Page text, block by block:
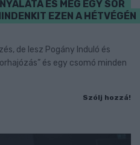
ÉS MÉG EGY SOR
EZEN A HÉTVÉGÉN
de lesz Pogány Induló és
és egy csomó minden
Szólj hozzá!